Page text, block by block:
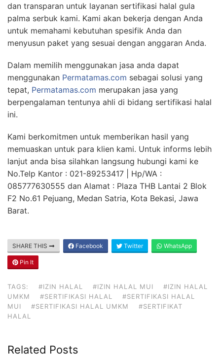
dan transparan untuk layanan sertifikasi halal gula
palma serbuk kami. Kami akan bekerja dengan Anda
untuk memahami kebutuhan spesifik Anda dan
menyusun paket yang sesuai dengan anggaran Anda.
Dalam memilih menggunakan jasa anda dapat
menggunakan Permatamas.com sebagai solusi yang
tepat, Permatamas.com merupakan jasa yang
berpengalaman tentunya ahli di bidang sertifikasi halal
ini.
Kami berkomitmen untuk memberikan hasil yang
memuaskan untuk para klien kami. Untuk informs lebih
lanjut anda bisa silahkan langsung hubungi kami ke
No.Telp Kantor : 021-89253417 | Hp/WA :
085777630555 dan Alamat : Plaza THB Lantai 2 Blok
F2 No.61 Pejuang, Medan Satria, Kota Bekasi, Jawa
Barat.
SHARE THIS Facebook Twitter WhatsApp
Pin It
TAGS: #IZIN HALAL #IZIN HALAL MUI
#IZIN HALAL
UMKM
#SERTIFIKASI HALAL
#SERTIFIKASI HALAL
MUI
#SERTIFIKASI HALAL UMKM
#SERTIFIKAT
HALAL
Related Posts